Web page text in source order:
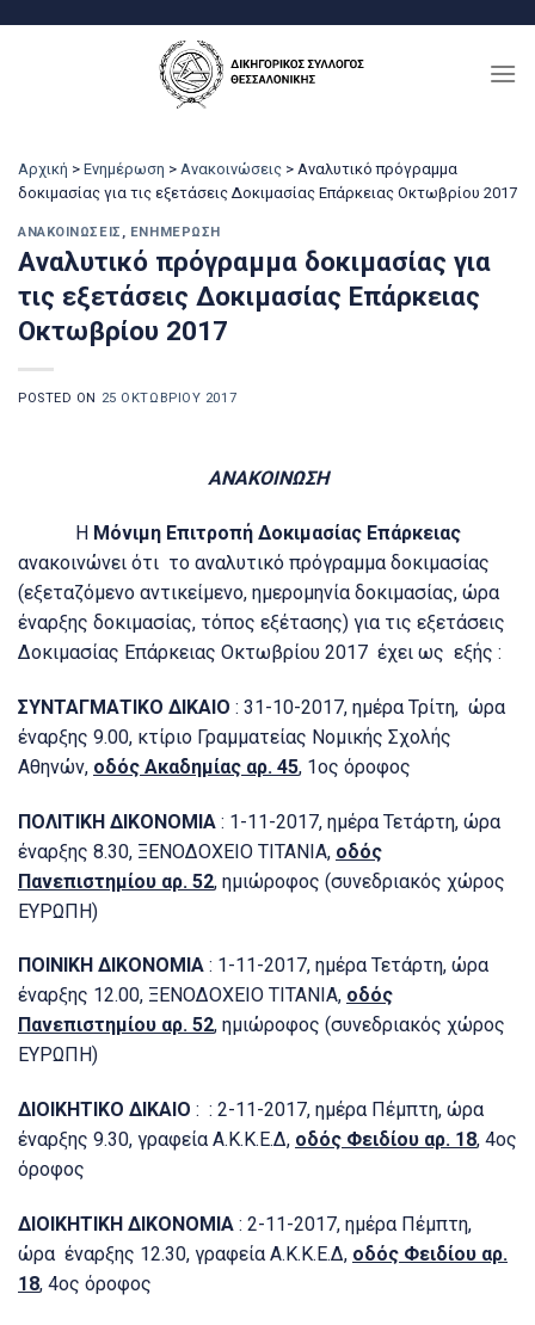
Αρχική > Ενημέρωση > Ανακοινώσεις > Aναλυτικό πρόγραμμα
δοκιμασίας για τις εξετάσεις Δοκιμασίας Επάρκειας Οκτωβρίου 2017
ΑΝΑΚΟΙΝΏΣΕΙΣ , ΕΝΗΜΈΡΩΣΗ
Aναλυτικό πρόγραμμα δοκιμασίας για
τις εξετάσεις Δοκιμασίας Επάρκειας
Οκτωβρίου 2017
POSTED ON 25 ΟΚΤΩΒΡΊΟΥ 2017
ΑΝΑΚΟΙΝΩΣΗ
Η Μόνιμη Επιτροπή Δοκιμασίας Επάρκειας
ανακοινώνει ότι το αναλυτικό πρόγραμμα δοκιμασίας
(εξεταζόμενο αντικείμενο, ημερομηνία δοκιμασίας, ώρα
έναρξης δοκιμασίας, τόπος εξέτασης) για τις εξετάσεις
Δοκιμασίας Επάρκειας Οκτωβρίου 2017 έχει ως εξής :
ΣΥΝΤΑΓΜΑΤΙΚΟ ΔΙΚΑΙΟ : 31-10-2017, ημέρα Τρίτη, ώρα
έναρξης 9.00, κτίριο Γραμματείας Νομικής Σχολής
Αθηνών, οδός Ακαδημίας αρ. 45, 1ος όροφος
ΠΟΛΙΤΙΚΗ ΔΙΚΟΝΟΜΙΑ : 1-11-2017, ημέρα Τετάρτη, ώρα
έναρξης 8.30, ΞΕΝΟΔΟΧΕΙΟ ΤΙΤΑΝΙΑ, οδός
Πανεπιστημίου αρ. 52, ημιώροφος (συνεδριακός χώρος
ΕΥΡΩΠΗ)
ΠΟΙΝΙΚΗ ΔΙΚΟΝΟΜΙΑ : 1-11-2017, ημέρα Τετάρτη, ώρα
έναρξης 12.00, ΞΕΝΟΔΟΧΕΙΟ ΤΙΤΑΝΙΑ, οδός
Πανεπιστημίου αρ. 52, ημιώροφος (συνεδριακός χώρος
ΕΥΡΩΠΗ)
ΔΙΟΙΚΗΤΙΚΟ ΔΙΚΑΙΟ : : 2-11-2017, ημέρα Πέμπτη, ώρα
έναρξης 9.30, γραφεία Α.Κ.Κ.Ε.Δ, οδός Φειδίου αρ. 18, 4ος
όροφος
ΔΙΟΙΚΗΤΙΚΗ ΔΙΚΟΝΟΜΙΑ : 2-11-2017, ημέρα Πέμπτη,
ώρα έναρξης 12.30, γραφεία Α.Κ.Κ.Ε.Δ, οδός Φειδίου αρ.
18, 4ος όροφος